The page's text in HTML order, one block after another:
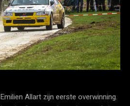
Allart zijn eerste overwinning.